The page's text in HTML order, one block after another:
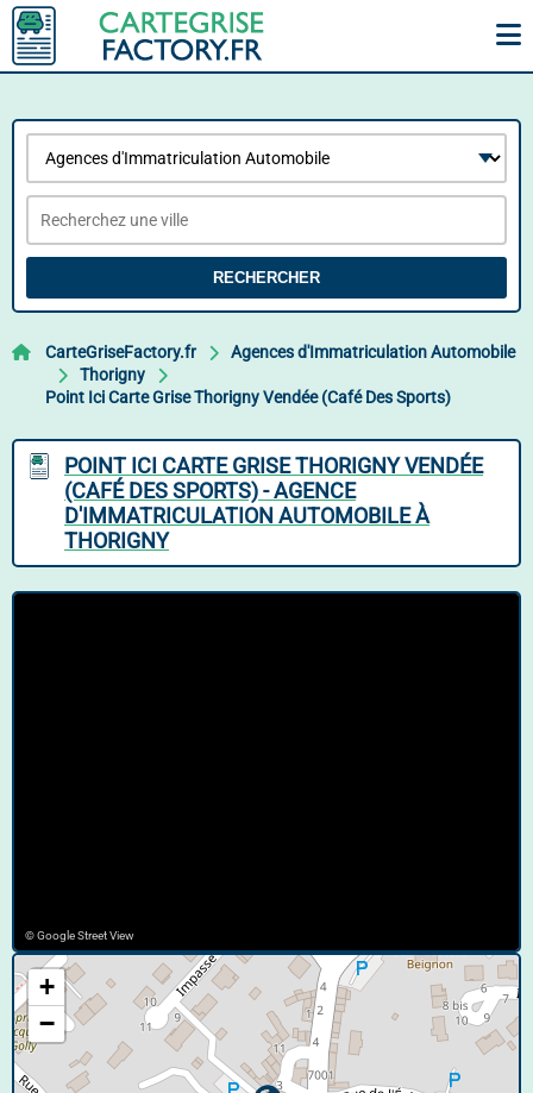
RECHERCHER
CarteGriseFactory.fr
Agences d'Immatriculation Automobile
Thorigny
Point Ici Carte Grise Thorigny Vendée (Café Des Sports)
POINT ICI CARTE GRISE THORIGNY VENDÉE
(CAFÉ DES SPORTS) - AGENCE
D'IMMATRICULATION AUTOMOBILE À
THORIGNY
© Google Street View
+
−